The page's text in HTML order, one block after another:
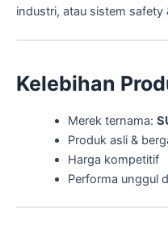
industri, atau sistem safety
Kelebihan
Merek ternama:
Produk asli &
Harga kompetitif
Performa unggul